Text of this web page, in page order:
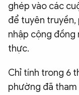
ghép vào các
để tuyên truyền,
nhập cộng đồng
thực.
Chỉ tính trong 6
phường đã